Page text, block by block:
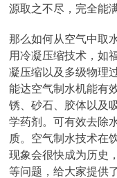
源取之不尽，完全能
那么如何从空气中取
用冷凝压缩技术，如
凝压缩以及多级物理
能达空气制水机能有
锈、砂石、胶体以及
学药剂。可有效去除
质。空气制水技术在
现象会很快成为历史
等问题，给大家提供